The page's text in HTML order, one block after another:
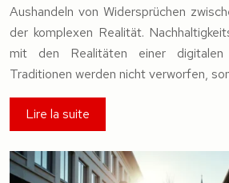
Aushandeln von Widersprüchen
der komplexen Realität.
mit den Realitäten einer digitalen
Traditionen werden nicht verworfen,
Lire la suite